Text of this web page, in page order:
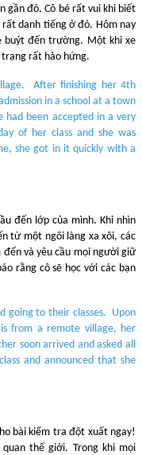
gần đó. Cô bé rất vui khi biết
danh tiếng ở đó. Hôm nay
buýt đến trường. Một khi xe
rất hào hứng.
After finishing her 4th
in a school at a town
had been accepted in a very
of her class and she was
she got in it quickly with a
đến lớp của mình. Khi nhìn
từ một ngôi làng xa xôi, các
đến và yêu cầu mọi người giữ
rằng cô sẽ học với các bạn
going to their classes. Upon
from a remote village, her
soon arrived and asked all
and announced that she
bài kiểm tra đột xuất ngay!
thế giới. Trong khi mọi